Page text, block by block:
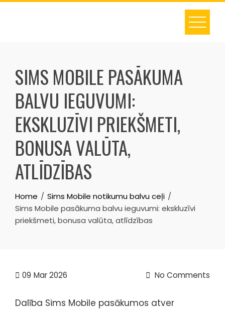
Skip
SIMS MOBILE PASĀKUMA
BALVU IEGUVUMI:
EKSKLUZĪVI PRIEKŠMETI,
BONUSA VALŪTA,
ATLĪDZĪBAS
Home
Sims Mobile notikumu balvu ceļi
Sims Mobile pasākuma balvu ieguvumi: ekskluzīvi
priekšmeti, bonusa valūta, atlīdzības
09 Mar 2026 No Comments
Dalība Sims Mobile pasākumos atver